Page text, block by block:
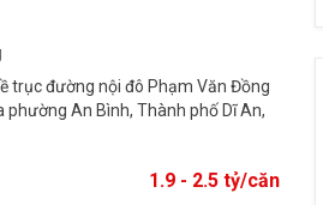
trục đường nội đô Phạm Văn Đồng
An Bình, Thành phố Dĩ An,
1.9 - 2.5 tỷ/căn